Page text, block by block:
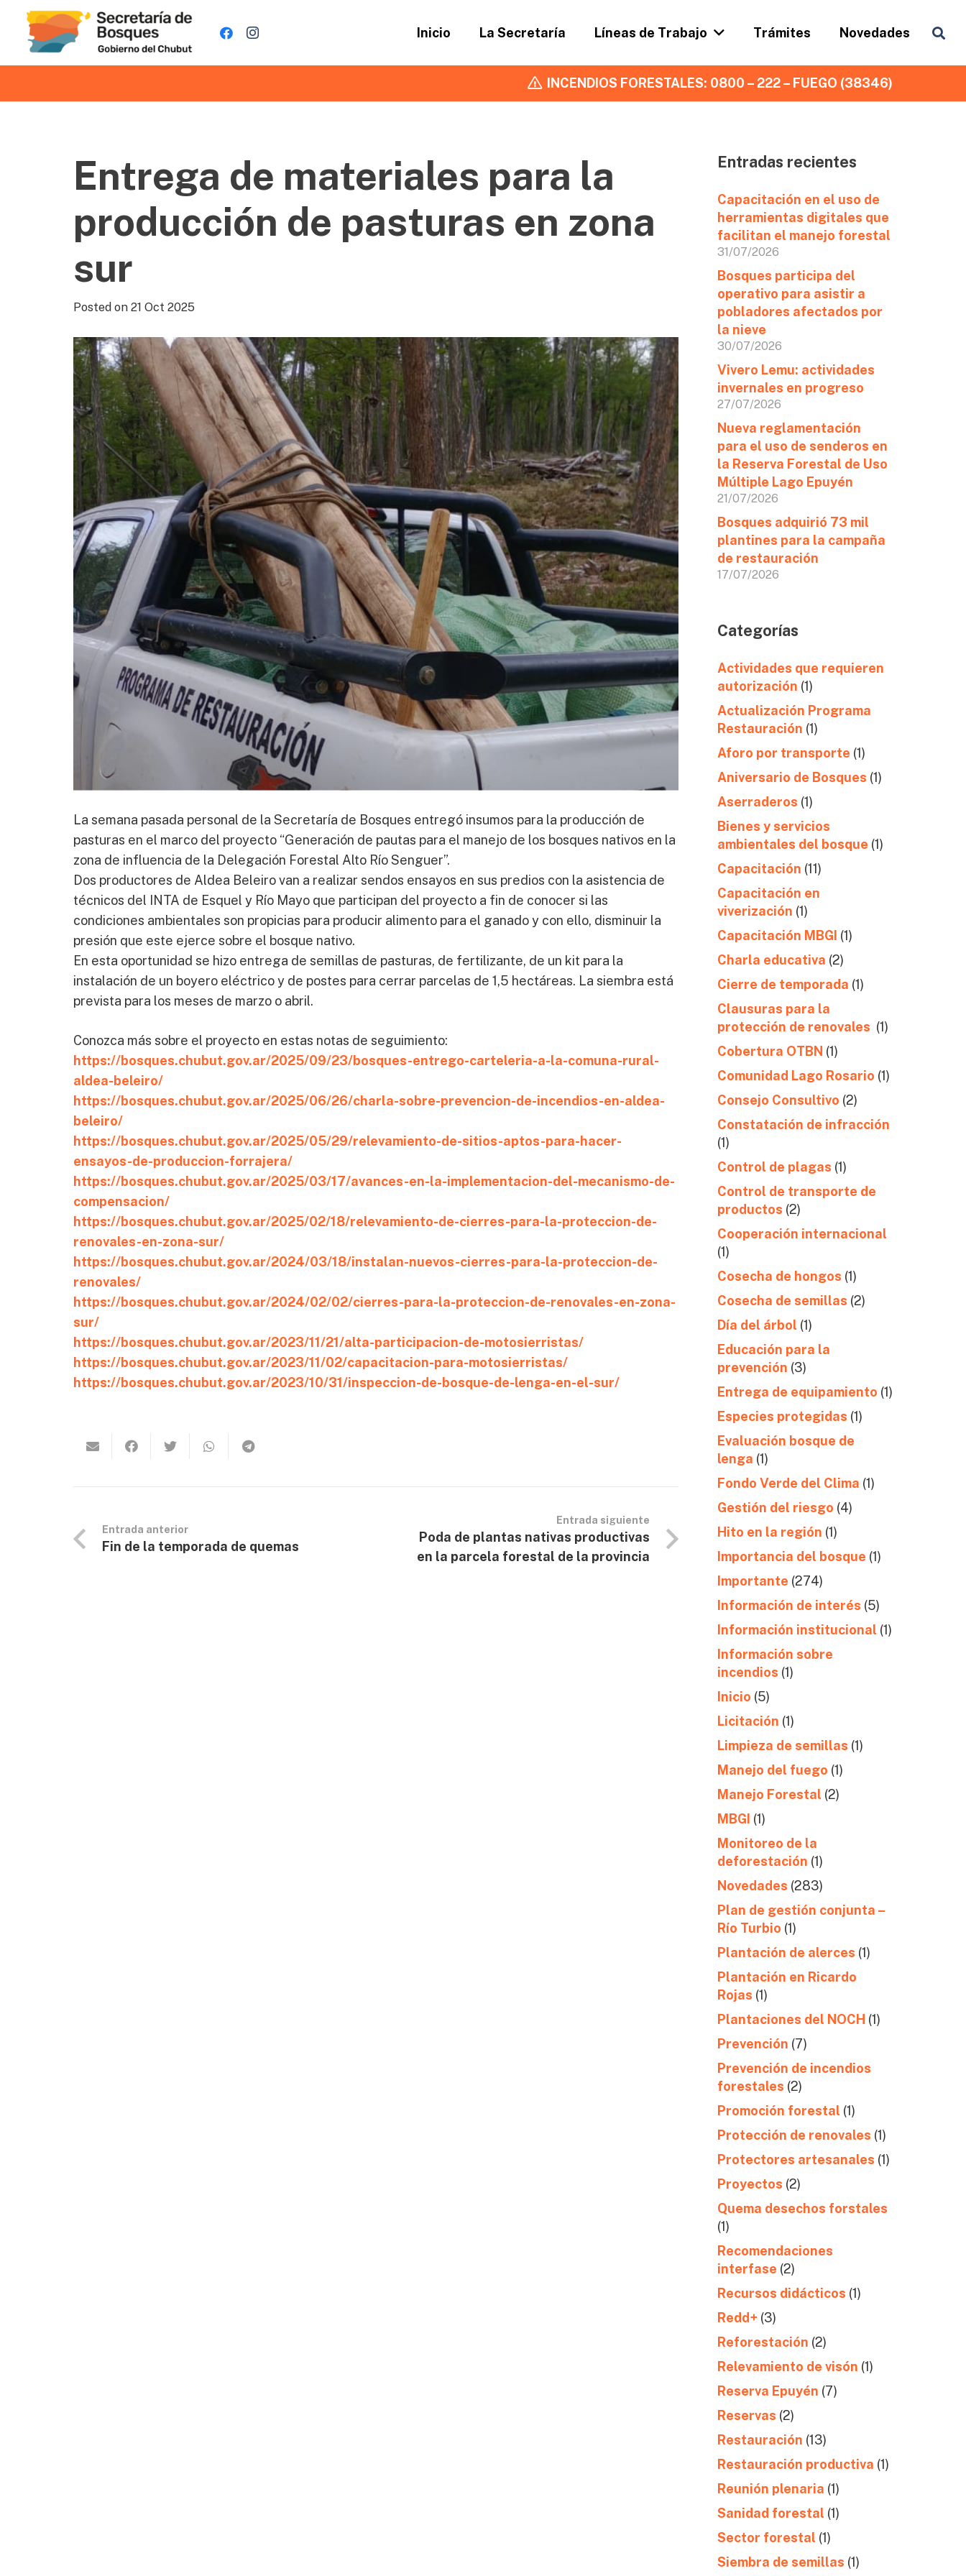
Inicio La Secretaría Líneas de Trabajo Trámites Novedades
INCENDIOS FORESTALES: 0800 – 222 – FUEGO (38346)
Entrega de materiales para la
producción de pasturas en zona
sur
Posted on 21 Oct 2025
La semana pasada personal de la Secretaría de Bosques entregó insumos para la producción de
pasturas en el marco del proyecto “Generación de pautas para el manejo de los bosques nativos en la
zona de influencia de la Delegación Forestal Alto Río Senguer”.
Dos productores de Aldea Beleiro van a realizar sendos ensayos en sus predios con la asistencia de
técnicos del INTA de Esquel y Río Mayo que participan del proyecto a fin de conocer si las
condiciones ambientales son propicias para producir alimento para el ganado y con ello, disminuir la
presión que este ejerce sobre el bosque nativo.
En esta oportunidad se hizo entrega de semillas de pasturas, de fertilizante, de un kit para la
instalación de un boyero eléctrico y de postes para cerrar parcelas de 1,5 hectáreas. La siembra está
prevista para los meses de marzo o abril.
Conozca más sobre el proyecto en estas notas de seguimiento:
https://bosques.chubut.gov.ar/2025/09/23/bosques-entrego-carteleria-a-la-comuna-rural-
aldea-beleiro/
https://bosques.chubut.gov.ar/2025/06/26/charla-sobre-prevencion-de-incendios-en-aldea-
beleiro/
https://bosques.chubut.gov.ar/2025/05/29/relevamiento-de-sitios-aptos-para-hacer-
ensayos-de-produccion-forrajera/
https://bosques.chubut.gov.ar/2025/03/17/avances-en-la-implementacion-del-mecanismo-de-
compensacion/
https://bosques.chubut.gov.ar/2025/02/18/relevamiento-de-cierres-para-la-proteccion-de-
renovales-en-zona-sur/
https://bosques.chubut.gov.ar/2024/03/18/instalan-nuevos-cierres-para-la-proteccion-de-
renovales/
https://bosques.chubut.gov.ar/2024/02/02/cierres-para-la-proteccion-de-renovales-en-zona-
sur/
https://bosques.chubut.gov.ar/2023/11/21/alta-participacion-de-motosierristas/
https://bosques.chubut.gov.ar/2023/11/02/capacitacion-para-motosierristas/
https://bosques.chubut.gov.ar/2023/10/31/inspeccion-de-bosque-de-lenga-en-el-sur/
Entrada anterior
Fin de la temporada de quemas
Entrada siguiente
Poda de plantas nativas productivas
en la parcela forestal de la provincia
Entradas recientes
Capacitación en el uso de
herramientas digitales que
facilitan el manejo forestal
31/07/2026
Bosques participa del
operativo para asistir a
pobladores afectados por
la nieve
30/07/2026
Vivero Lemu: actividades
invernales en progreso
27/07/2026
Nueva reglamentación
para el uso de senderos en
la Reserva Forestal de Uso
Múltiple Lago Epuyén
21/07/2026
Bosques adquirió 73 mil
plantines para la campaña
de restauración
17/07/2026
Categorías
Actividades que requieren
autorización (1)
Actualización Programa
Restauración (1)
Aforo por transporte (1)
Aniversario de Bosques (1)
Aserraderos (1)
Bienes y servicios
ambientales del bosque (1)
Capacitación (11)
Capacitación en
viverización (1)
Capacitación MBGI (1)
Charla educativa (2)
Cierre de temporada (1)
Clausuras para la
protección de renovales (1)
Cobertura OTBN (1)
Comunidad Lago Rosario (1)
Consejo Consultivo (2)
Constatación de infracción
(1)
Control de plagas (1)
Control de transporte de
productos (2)
Cooperación internacional
(1)
Cosecha de hongos (1)
Cosecha de semillas (2)
Día del árbol (1)
Educación para la
prevención (3)
Entrega de equipamiento (1)
Especies protegidas (1)
Evaluación bosque de
lenga (1)
Fondo Verde del Clima (1)
Gestión del riesgo (4)
Hito en la región (1)
Importancia del bosque (1)
Importante (274)
Información de interés (5)
Información institucional (1)
Información sobre
incendios (1)
Inicio (5)
Licitación (1)
Limpieza de semillas (1)
Manejo del fuego (1)
Manejo Forestal (2)
MBGI (1)
Monitoreo de la
deforestación (1)
Novedades (283)
Plan de gestión conjunta –
Río Turbio (1)
Plantación de alerces (1)
Plantación en Ricardo
Rojas (1)
Plantaciones del NOCH (1)
Prevención (7)
Prevención de incendios
forestales (2)
Promoción forestal (1)
Protección de renovales (1)
Protectores artesanales (1)
Proyectos (2)
Quema desechos forstales
(1)
Recomendaciones
interfase (2)
Recursos didácticos (1)
Redd+ (3)
Reforestación (2)
Relevamiento de visón (1)
Reserva Epuyén (7)
Reservas (2)
Restauración (13)
Restauración productiva (1)
Reunión plenaria (1)
Sanidad forestal (1)
Sector forestal (1)
Siembra de semillas (1)